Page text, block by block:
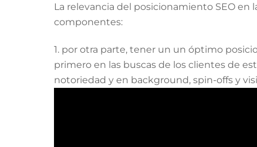
La relevancia del posicionamiento SEO
componentes:
1. por otra parte, tener un un óptimo
primero en las buscas de los clientes de
notoriedad y en background, spin-offs y